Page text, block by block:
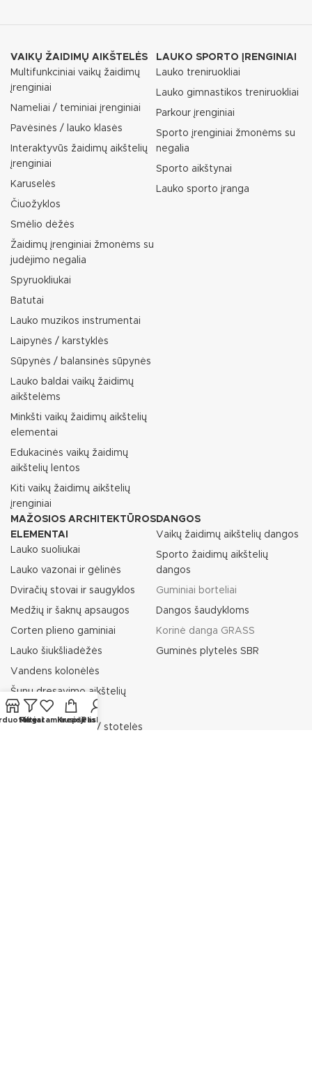
VAIKŲ ŽAIDIMŲ AIKŠTELĖS
Multifunkciniai vaikų žaidimų
įrenginiai
Nameliai / teminiai įrenginiai
Pavėsinės / lauko klasės
Interaktyvūs žaidimų aikštelių
įrenginiai
Karuselės
Čiuožyklos
Smėlio dėžės
Žaidimų įrenginiai žmonėms su
judėjimo negalia
Spyruokliukai
Batutai
Lauko muzikos instrumentai
Laipynės / karstyklės
Sūpynės / balansinės sūpynės
Lauko baldai vaikų žaidimų
aikštelėms
Minkšti vaikų žaidimų aikštelių
elementai
Edukacinės vaikų žaidimų
aikštelių lentos
Kiti vaikų žaidimų aikštelių
įrenginiai
LAUKO SPORTO ĮRENGINIAI
Lauko treniruokliai
Lauko gimnastikos treniruokliai
Parkour įrenginiai
Sporto įrenginiai žmonėms su
negalia
Sporto aikštynai
Lauko sporto įranga
MAŽOSIOS ARCHITEKTŪROS
ELEMENTAI
Lauko suoliukai
Lauko vazonai ir gėlinės
Dviračių stovai ir saugyklos
Medžių ir šaknų apsaugos
Corten plieno gaminiai
Lauko šiukšliadėžės
Vandens kolonėlės
Šunų dresavimo aikštelių
įranga
Rūkymo paviljonai / stotelės
DANGOS
Vaikų žaidimų aikštelių dangos
Sporto žaidimų aikštelių
dangos
Guminiai borteliai
Dangos šaudykloms
Korinė danga GRASS
Guminės plytelės SBR
Filtrai
Mėgstamiausieji
KrepšelisPaskyra